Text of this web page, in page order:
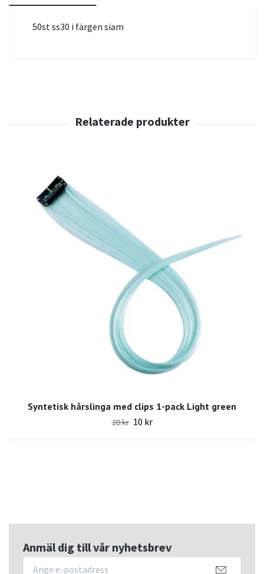
50st ss30 i färgen siam
Syntetisk hårslinga med clips 1-pack Light green
20 kr 10 kr
Anmäl dig till vår nyhetsbrev